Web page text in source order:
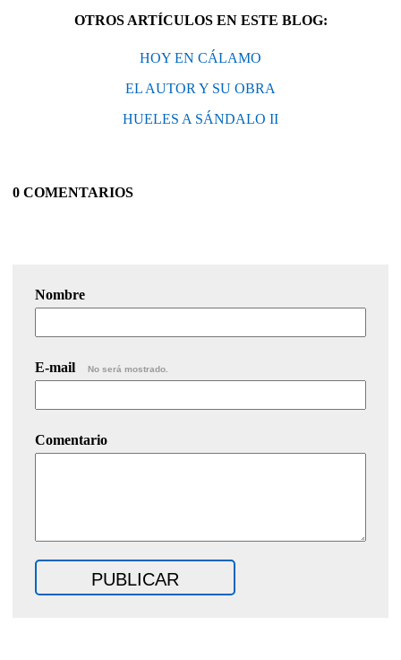
OTROS ARTÍCULOS EN ESTE BLOG:
HOY EN CÁLAMO
EL AUTOR Y SU OBRA
HUELES A SÁNDALO II
0 COMENTARIOS
Nombre
E-mail No será mostrado.
Comentario